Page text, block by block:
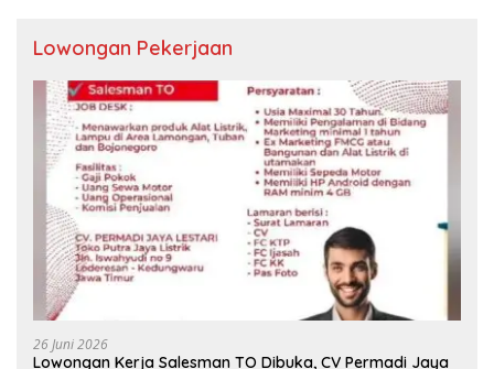
Lowongan Pekerjaan
26 Juni 2026
Lowongan Kerja Salesman TO Dibuka, CV Permadi Jaya